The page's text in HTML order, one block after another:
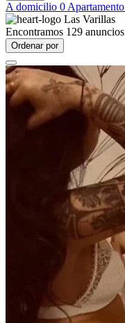
A domicilio 0 Apartamento
Las Varillas
Encontramos 129 anuncios
Ordenar por